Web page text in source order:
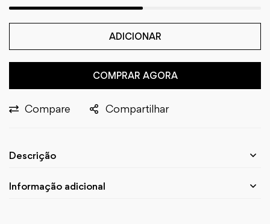
ADICIONAR
COMPRAR AGORA
Compare Compartilhar
Descrição
Informação adicional